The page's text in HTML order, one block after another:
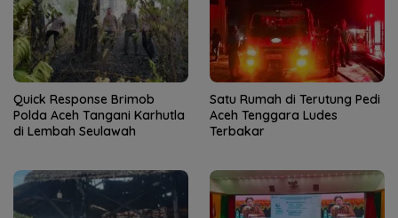
Quick Response Brimob
Polda Aceh Tangani Karhutla
di Lembah Seulawah
Satu Rumah di Terutung Pedi
Aceh Tenggara Ludes
Terbakar